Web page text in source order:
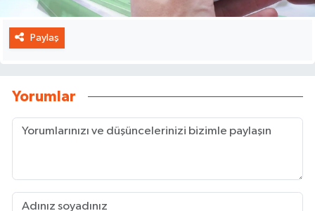
Paylaş
Yorumlar